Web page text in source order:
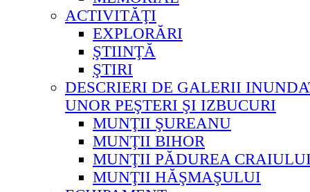
ACTIVITĂŢI
EXPLORĂRI
ŞTIINŢĂ
ŞTIRI
DESCRIERI DE GALERII
UNOR PEŞTERI ŞI IZBUCURI
MUNŢII ŞUREANU
MUNŢII BIHOR
MUNŢII PĂDUREA
MUNŢII HĂŞMAŞULUI